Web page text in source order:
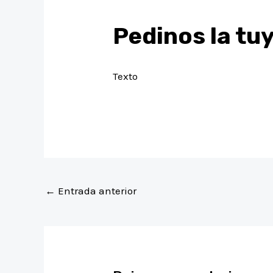
Pedinos la
Texto
← Entrada anterior